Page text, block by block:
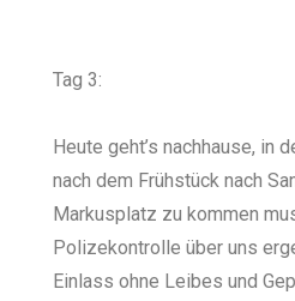
Tag 3:
Heute geht’s nachhause, in
nach dem Frühstück nach
Markusplatz zu kommen
Polizekontrolle über uns
Einlass ohne Leibes und